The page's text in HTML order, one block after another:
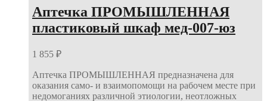
Аптечка ПРОМЫШЛЕННАЯ
пластиковый шкаф мед-007-юз
1 855 ₽
Аптечка ПРОМЫШЛЕННАЯ предназначена для
оказания само- и взаимопомощи на рабочем месте при
недомоганиях различной этиологии, неотложных